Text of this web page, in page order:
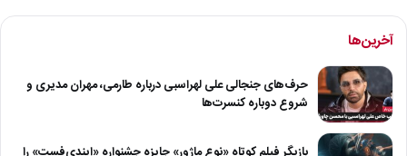
آخرین‌ها
حرف‌های جنجالی علی لهراسبی درباره طارمی، مهران مدیری و
شروع دوباره کنسرت‌ها